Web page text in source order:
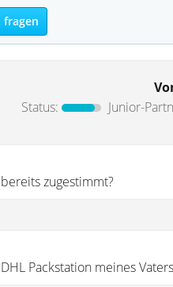
fragen
Status:
Junior-
zugestimmt?
Packstation meines